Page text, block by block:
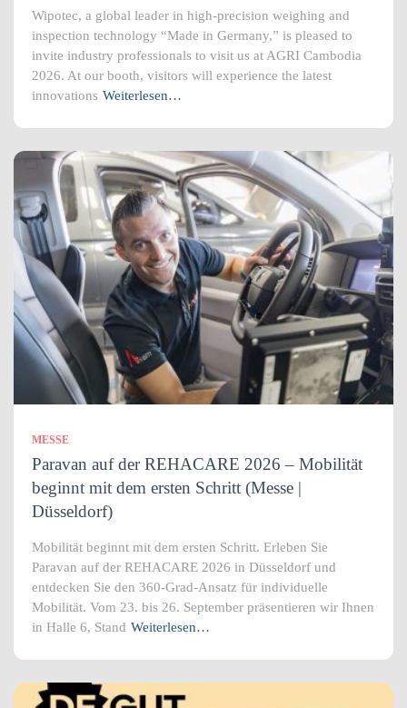
Wipotec, a global leader in high-precision weighing and
inspection technology “Made in Germany,” is pleased to
invite industry professionals to visit us at AGRI Cambodia
2026. At our booth, visitors will experience the latest
innovations Weiterlesen…
MESSE
Paravan auf der REHACARE 2026 – Mobilität
beginnt mit dem ersten Schritt (Messe |
Düsseldorf)
Mobilität beginnt mit dem ersten Schritt. Erleben Sie
Paravan auf der REHACARE 2026 in Düsseldorf und
entdecken Sie den 360-Grad-Ansatz für individuelle
Mobilität. Vom 23. bis 26. September präsentieren wir Ihnen
in Halle 6, Stand Weiterlesen…